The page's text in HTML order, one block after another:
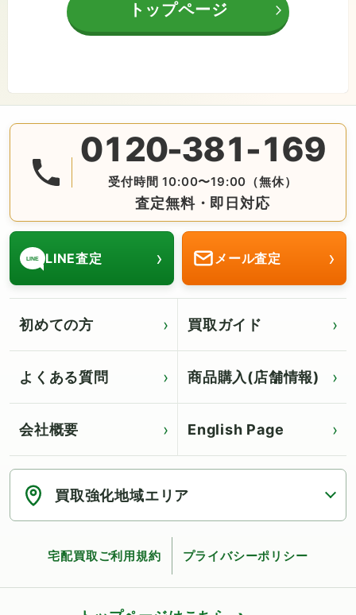
トップページ
0120-381-169
受付時間 10:00〜19:00（無休）
査定無料・即日対応
無料の電話査定・見積もり お問合せは番号をタップ♪
LINE LINE査定 › メール査定 ›
初めての方 買取ガイド
よくある質問 商品購入(店舗情報)
会社概要 English Page
Click for English page
買取強化地域エリア
宅配買取ご利用規約 プライバシーポリシー